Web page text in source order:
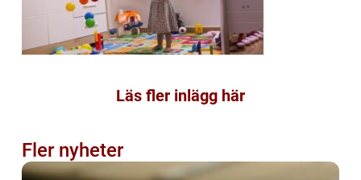
Läs fler inlägg här
Fler nyheter